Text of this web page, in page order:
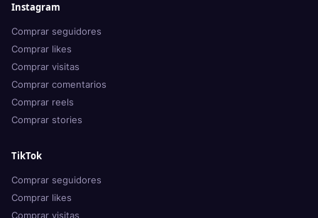
Instagram
Comprar seguidores
Comprar likes
Comprar visitas
Comprar comentarios
Comprar reels
Comprar stories
TikTok
Comprar seguidores
Comprar likes
Comprar visitas